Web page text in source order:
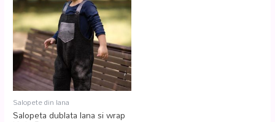
Salopete din lana
Salopeta dublata lana si wrap